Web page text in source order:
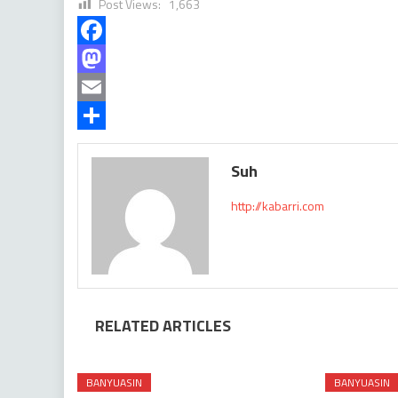
Post Views: 1,663
Facebook
Mastodon
Email
Share
Suh
http://kabarri.com
RELATED ARTICLES
BANYUASIN BANYUASIN